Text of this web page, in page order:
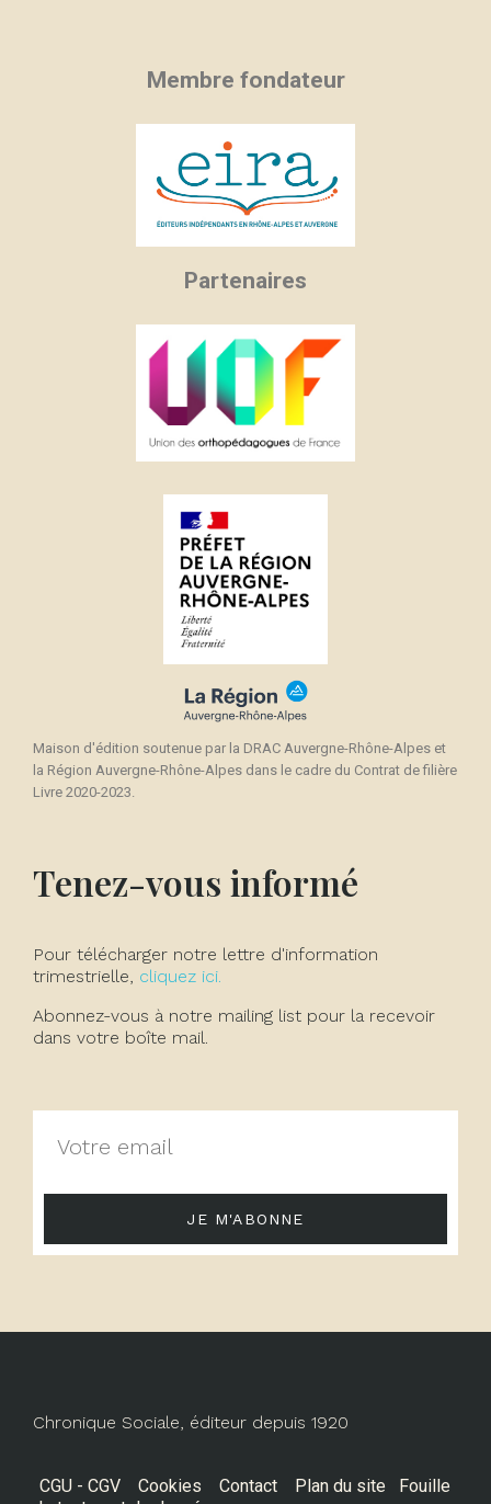
Membre fondateur
Partenaires
Maison d'édition soutenue par la DRAC Auvergne-Rhône-Alpes et
la Région Auvergne-Rhône-Alpes dans le cadre du Contrat de filière
Livre 2020-2023.
Tenez-vous informé
Pour télécharger notre lettre d'information
trimestrielle, cliquez ici.
Abonnez-vous à notre mailing list pour la recevoir
dans votre boîte mail.
JE M'ABONNE
Chronique Sociale, éditeur depuis 1920
CGU - CGV Cookies Contact Plan du site
Fouille